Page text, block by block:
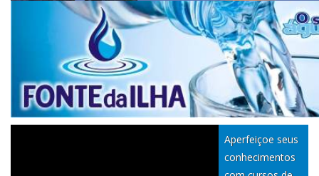
Aperfeiçoe seus
conhecimentos